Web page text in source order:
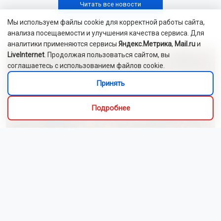
Читать все новости
Это интересно
Мы используем файлы cookie для корректной работы сайта,
анализа посещаемости и улучшения качества сервиса. Для
аналитики применяются сервисы Яндекс.Метрика, Mail.ruи
LiveInternet . Продолжая пользоваться сайтом, вы
соглашаетесь с использованием файлов cookie.
Принять
Подробнее